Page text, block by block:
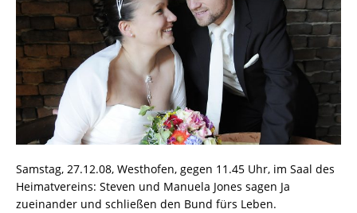
Samstag, 27.12.08, Westhofen, gegen 11.45 Uhr, im Saal des
Heimatvereins: Steven und Manuela Jones sagen Ja
zueinander und schließen den Bund fürs Leben.